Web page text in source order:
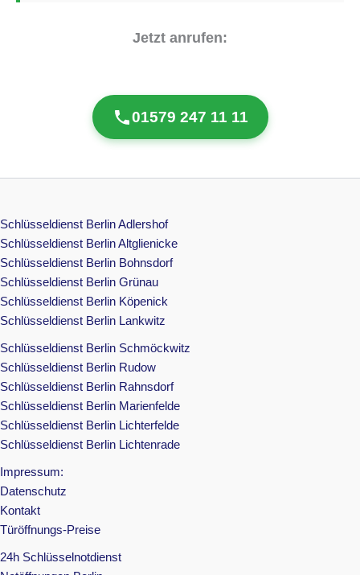
Jetzt anrufen:
01579 247 11 11
Schlüsseldienst Berlin Adlershof
Schlüsseldienst Berlin Altglienicke
Schlüsseldienst Berlin Bohnsdorf
Schlüsseldienst Berlin Grünau
Schlüsseldienst Berlin Köpenick
Schlüsseldienst Berlin Lankwitz
Schlüsseldienst Berlin Schmöckwitz
Schlüsseldienst Berlin Rudow
Schlüsseldienst Berlin Rahnsdorf
Schlüsseldienst Berlin Marienfelde
Schlüsseldienst Berlin Lichterfelde
Schlüsseldienst Berlin Lichtenrade
Impressum:
Datenschutz
Kontakt
Türöffnungs-Preise
24h Schlüsselnotdienst